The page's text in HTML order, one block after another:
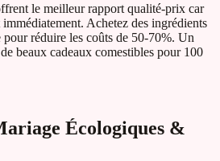
le meilleur rapport qualité-prix car
Achetez des ingrédients
réduire les coûts de 50-70%. Un
beaux cadeaux comestibles pour 100
Écologiques &